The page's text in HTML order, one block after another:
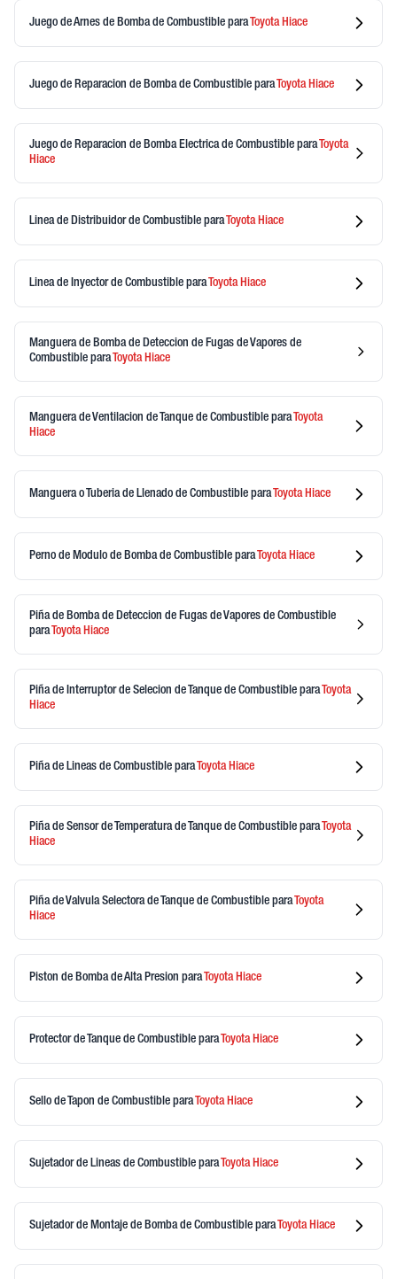
Juego de Arnes de Bomba de Combustible paraToyotaHiace
Juego de Reparacion de Bomba de Combustible paraToyotaHiace
Juego de Reparacion de Bomba Electrica de Combustible para Toyota
Hiace
Linea de Distribuidor de Combustible paraToyotaHiace
Linea de Inyector de Combustible paraToyotaHiace
Manguera de Bomba de Deteccion de Fugas de Vapores de
Combustible para ToyotaHiace
Manguera de Ventilacion de Tanque de Combustible para Toyota
Hiace
Manguera o Tuberia de Llenado de Combustible paraToyotaHiace
Perno de Modulo de Bomba de Combustible paraToyotaHiace
Piña de Bomba de Deteccion de Fugas de Vapores de Combustible
para ToyotaHiace
Piña de Interruptor de Selecion de Tanque de Combustible para Toyota
Hiace
Piña de Lineas de Combustible paraToyotaHiace
Piña de Sensor de Temperatura de Tanque de Combustible para Toyota
Hiace
Piña de Valvula Selectora de Tanque de Combustible para Toyota
Hiace
Piston de Bomba de Alta Presion paraToyotaHiace
Protector de Tanque de Combustible paraToyotaHiace
Sello de Tapon de Combustible paraToyotaHiace
Sujetador de Lineas de Combustible paraToyotaHiace
Sujetador de Montaje de Bomba de Combustible paraToyotaHiace